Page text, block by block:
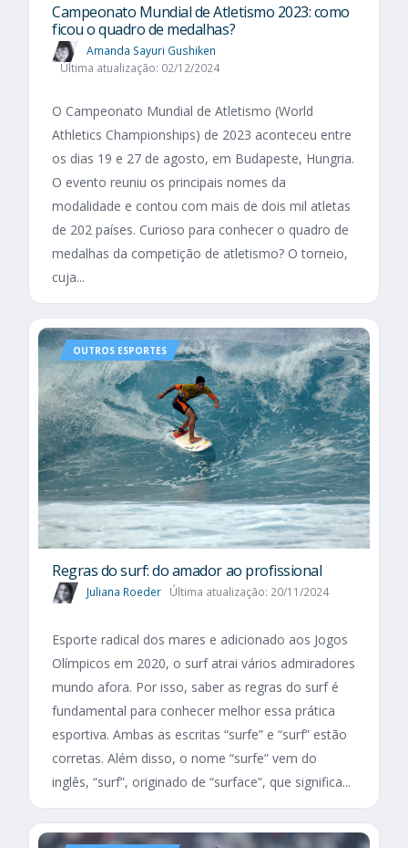
Campeonato Mundial de Atletismo 2023: como
ficou o quadro de medalhas?
Amanda Sayuri Gushiken
Última atualização: 02/12/2024
O Campeonato Mundial de Atletismo (World
Athletics Championships) de 2023 aconteceu entre
os dias 19 e 27 de agosto, em Budapeste, Hungria.
O evento reuniu os principais nomes da
modalidade e contou com mais de dois mil atletas
de 202 países. Curioso para conhecer o quadro de
medalhas da competição de atletismo? O torneio,
cuja...
OUTROS ESPORTES
Regras do surf: do amador ao profissional
Juliana Roeder Última atualização: 20/11/2024
Esporte radical dos mares e adicionado aos Jogos
Olímpicos em 2020, o surf atrai vários admiradores
mundo afora. Por isso, saber as regras do surf é
fundamental para conhecer melhor essa prática
esportiva. Ambas as escritas “surfe” e “surf” estão
corretas. Além disso, o nome “surfe” vem do
inglês, “surf”, originado de “surface”, que significa...